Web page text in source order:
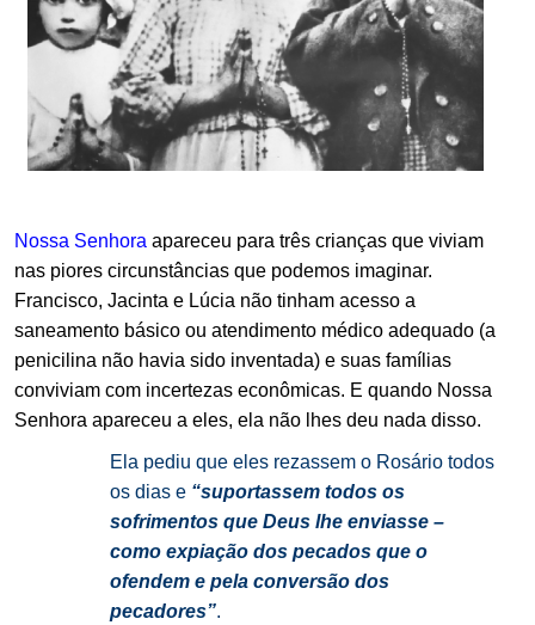
Nossa Senhora apareceu para três crianças que viviam
nas piores circunstâncias que podemos imaginar.
Francisco, Jacinta e Lúcia não tinham acesso a
saneamento básico ou atendimento médico adequado (a
penicilina não havia sido inventada) e suas famílias
conviviam com incertezas econômicas. E quando Nossa
Senhora apareceu a eles, ela não lhes deu nada disso.
Ela pediu que eles rezassem o Rosário todos
os dias e “suportassem todos os
sofrimentos que Deus lhe enviasse –
como expiação dos pecados que o
ofendem e pela conversão dos
pecadores”.